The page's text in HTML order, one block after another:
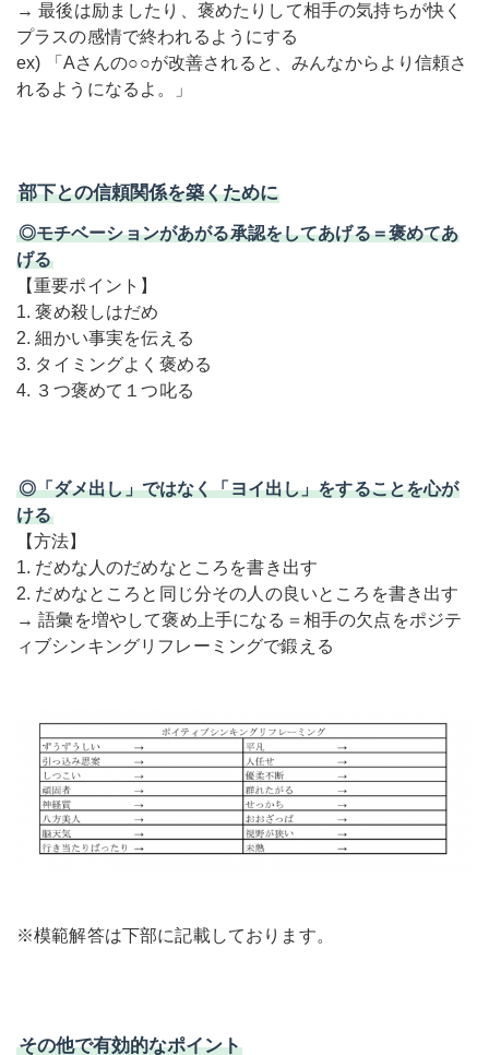
→ 最後は励ましたり、褒めたりして相手の気持ちが快く
プラスの感情で終われるようにする
ex) 「Aさんの○○が改善されると、みんなからより信頼さ
れるようになるよ。」
部下との信頼関係を築くために
◎モチベーションがあがる承認をしてあげる＝褒めてあ
げる
【重要ポイント】
1. 褒め殺しはだめ
2. 細かい事実を伝える
3. タイミングよく褒める
4. ３つ褒めて１つ叱る
◎「ダメ出し」ではなく「ヨイ出し」をすることを心が
ける
【方法】
1. だめな人のだめなところを書き出す
2. だめなところと同じ分その人の良いところを書き出す
→ 語彙を増やして褒め上手になる＝相手の欠点をポジテ
ィブシンキングリフレーミングで鍛える
※模範解答は下部に記載しております。
その他で有効的なポイント